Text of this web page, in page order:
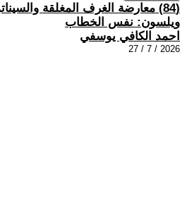
(84) معارضة الغرف المغلقة
ويلسون: نفس الخطاب
احمد الكافي يوسفي
2026 / 7 / 27